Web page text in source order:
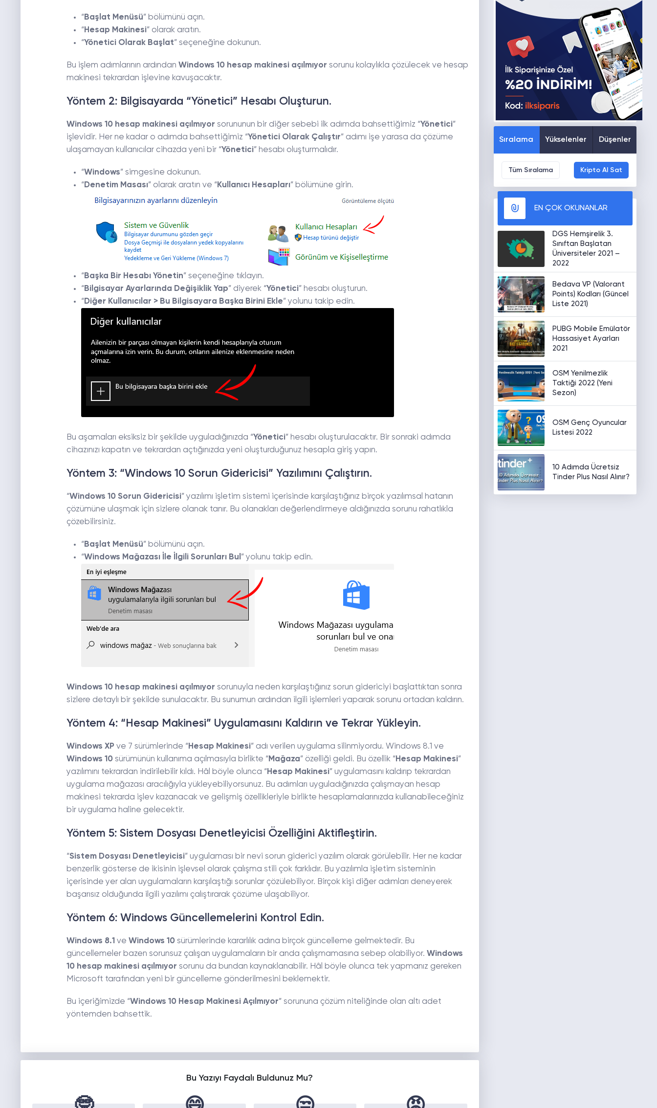
“Başlat Menüsü” bölümünü açın.
“Hesap Makinesi” olarak aratın.
“Yönetici Olarak Başlat” seçeneğine dokunun.
Bu işlem adımlarının ardından Windows 10 hesap makinesi açılmıyor sorunu kolaylıkla çözülecek ve hesap
makinesi tekrardan işlevine kavuşacaktır.
Yöntem 2: Bilgisayarda “Yönetici” Hesabı Oluşturun.
Windows 10 hesap makinesi açılmıyor sorununun bir diğer sebebi ilk adımda bahsettiğimiz “Yönetici”
işlevidir. Her ne kadar o adımda bahsettiğimiz “Yönetici Olarak Çalıştır” adımı işe yarasa da çözüme
ulaşamayan kullanıcılar cihazda yeni bir “Yönetici” hesabı oluşturmalıdır.
“Windows” simgesine dokunun.
“Denetim Masası” olarak aratın ve “Kullanıcı Hesapları” bölümüne girin.
“Başka Bir Hesabı Yönetin” seçeneğine tıklayın.
“Bilgisayar Ayarlarında Değişiklik Yap” diyerek “Yönetici” hesabı oluşturun.
“Diğer Kullanıcılar > Bu Bilgisayara Başka Birini Ekle” yolunu takip edin.
Bu aşamaları eksiksiz bir şekilde uyguladığınızda “Yönetici” hesabı oluşturulacaktır. Bir sonraki adımda
cihazınızı kapatın ve tekrardan açtığınızda yeni oluşturduğunuz hesapla giriş yapın.
Yöntem 3: “Windows 10 Sorun Gidericisi” Yazılımını Çalıştırın.
“Windows 10 Sorun Gidericisi” yazılımı işletim sistemi içerisinde karşılaştığınız birçok yazılımsal hatanın
çözümüne ulaşmak için sizlere olanak tanır. Bu olanakları değerlendirmeye aldığınızda sorunu rahatlıkla
çözebilirsiniz.
“Başlat Menüsü” bölümünü açın.
“Windows Mağazası İle İlgili Sorunları Bul” yolunu takip edin.
Windows 10 hesap makinesi açılmıyor sorunuyla neden karşılaştığınız sorun gidericiyi başlattıktan sonra
sizlere detaylı bir şekilde sunulacaktır. Bu sunumun ardından ilgili işlemleri yaparak sorunu ortadan kaldırın.
Yöntem 4: “Hesap Makinesi” Uygulamasını Kaldırın ve Tekrar Yükleyin.
Windows XP ve 7 sürümlerinde “Hesap Makinesi” adı verilen uygulama silinmiyordu. Windows 8.1 ve
Windows 10sürümünün kullanıma açılmasıyla birlikte “Mağaza” özelliği geldi. Bu özellik “Hesap Makinesi”
yazılımını tekrardan indirilebilir kıldı. Hâl böyle olunca “Hesap Makinesi” uygulamasını kaldırıp tekrardan
uygulama mağazası aracılığıyla yükleyebiliyorsunuz. Bu adımları uyguladığınızda çalışmayan hesap
makinesi tekrarda işlev kazanacak ve gelişmiş özellikleriyle birlikte hesaplamalarınızda kullanabileceğiniz
bir uygulama haline gelecektir.
Yöntem 5: Sistem Dosyası Denetleyicisi Özelliğini Aktifleştirin.
“Sistem Dosyası Denetleyicisi” uygulaması bir nevi sorun giderici yazılım olarak görülebilir. Her ne kadar
benzerlik gösterse de ikisinin işlevsel olarak çalışma stili çok farklıdır. Bu yazılımla işletim sisteminin
içerisinde yer alan uygulamaların karşılaştığı sorunlar çözülebiliyor. Birçok kişi diğer adımları deneyerek
başarısız olduğunda ilgili yazılımı çalıştırarak çözüme ulaşabiliyor.
Yöntem 6: Windows Güncellemelerini Kontrol Edin.
Windows 8.1ve Windows 10sürümlerinde kararlılık adına birçok güncelleme gelmektedir. Bu
güncellemeler bazen sorunsuz çalışan uygulamaların bir anda çalışmamasına sebep olabiliyor. Windows
10 hesap makinesi açılmıyor sorunu da bundan kaynaklanabilir. Hâl böyle olunca tek yapmanız gereken
Microsoft tarafından yeni bir güncelleme gönderilmesini beklemektir.
Bu içeriğimizde “Windows 10 Hesap Makinesi Açılmıyor” sorununa çözüm niteliğinde olan altı adet
yöntemden bahsettik.
Bu Yazıyı Faydalı Buldunuz Mu?
Sıralama Yükselenler Düşenler
Tüm Sıralama Kripto Al Sat
EN ÇOK OKUNANLAR
DGS Hemşirelik 3.
Sınıftan Başlatan
Üniversiteler 2021 –
2022
Bedava VP (Valorant
Points) Kodları (Güncel
Liste 2021)
PUBG Mobile Emülatör
Hassasiyet Ayarları
2021
OSM Yenilmezlik
Taktiği 2022 (Yeni
Sezon)
OSM Genç Oyuncular
Listesi 2022
10 Adımda Ücretsiz
Tinder Plus Nasıl Alınır?